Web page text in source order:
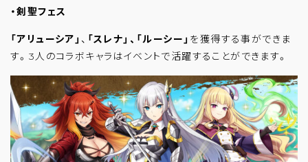
・剣聖フェス
「アリューシア」 、 「スレナ」、「ルーシー」 を獲得する事ができま
す。3人のコラボキャラはイベントで活躍することができます。